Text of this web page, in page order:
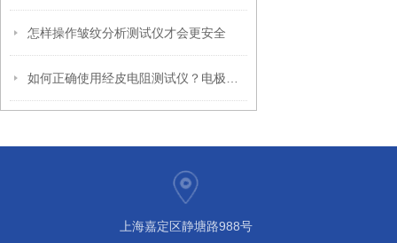
怎样操作皱纹分析测试仪才会更安全
上海嘉定区静塘路988号